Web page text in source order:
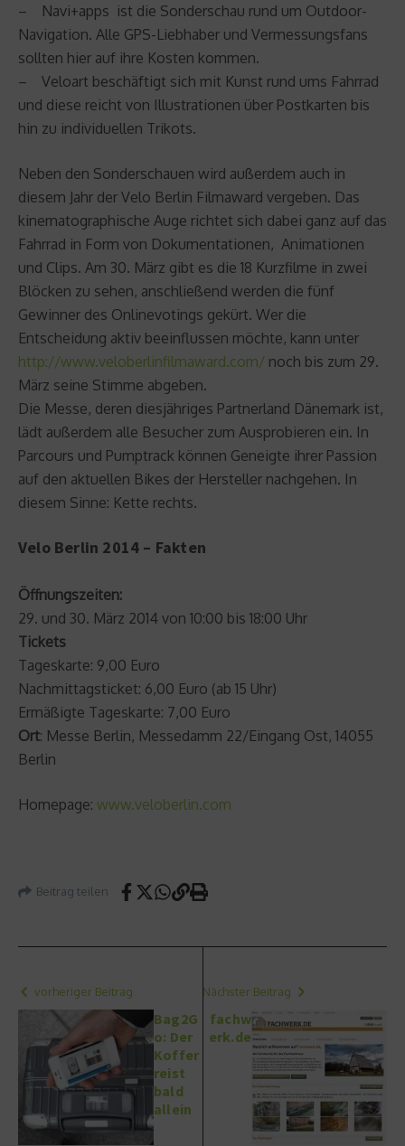
– Navi+apps ist die Sonderschau rund um Outdoor-
Navigation. Alle GPS-Liebhaber und Vermessungsfans
sollten hier auf ihre Kosten kommen.
– Veloart beschäftigt sich mit Kunst rund ums Fahrrad
und diese reicht von Illustrationen über Postkarten bis
hin zu individuellen Trikots.
Neben den Sonderschauen wird außerdem auch in
diesem Jahr der Velo Berlin Filmaward vergeben. Das
kinematographische Auge richtet sich dabei ganz auf das
Fahrrad in Form von Dokumentationen, Animationen
und Clips. Am 30. März gibt es die 18 Kurzfilme in zwei
Blöcken zu sehen, anschließend werden die fünf
Gewinner des Onlinevotings gekürt. Wer die
Entscheidung aktiv beeinflussen möchte, kann unter
http://www.veloberlinfilmaward.com/ noch bis zum 29.
März seine Stimme abgeben.
Die Messe, deren diesjähriges Partnerland Dänemark ist,
lädt außerdem alle Besucher zum Ausprobieren ein. In
Parcours und Pumptrack können Geneigte ihrer Passion
auf den aktuellen Bikes der Hersteller nachgehen. In
diesem Sinne: Kette rechts.
Velo Berlin 2014 – Fakten
Öffnungszeiten:
29. und 30. März 2014 von 10:00 bis 18:00 Uhr
Tickets
Tageskarte: 9,00 Euro
Nachmittagsticket: 6,00 Euro (ab 15 Uhr)
Ermäßigte Tageskarte: 7,00 Euro
Ort: Messe Berlin, Messedamm 22/Eingang Ost, 14055
Berlin
Homepage: www.veloberlin.com
Beitrag teilen
vorheriger Beitrag
Bag2G
o: Der
Koffer
reist
bald
allein
Nächster Beitrag
fachw
erk.de